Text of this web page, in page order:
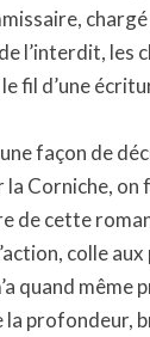
l’interdit, les
fil d’une
façon de
Corniche,
de cette
colle aux
quand même
profondeur,